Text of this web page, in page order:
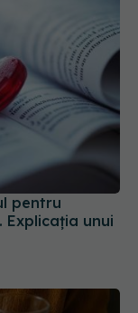
pentru
unui